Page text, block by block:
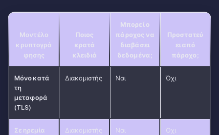
Μοντέλο
κρυπτογρά
φησης
Ποιος
κρατά
κλειδιά
Μπορεί ο
πάροχος να
διαβάσει
δεδομένα;
Προστατεύ
ει από
πάροχο;
Μόνο κατά
τη
μεταφορά
(TLS)
Διακομιστής Ναι Όχι
Σε ηρεμία
Διακομιστής Ναι Όχι